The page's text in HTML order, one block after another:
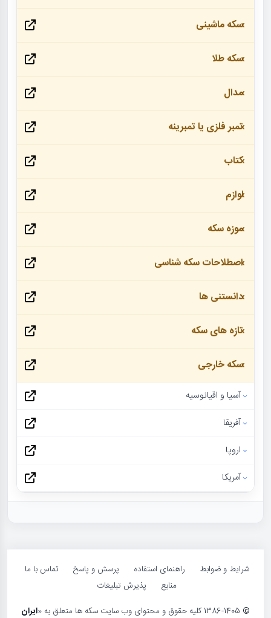
سکه ماشینی
سکه طلا
مدال
تمبر فلزی یا تمبرینه
کتاب
لوازم
موزه سکه
اصطلاحات سکه شناسی
دانستنی ها
تازه های سکه
سکه خارجی
آسیا و اقیانوسیه
آفریقا
اروپا
آمریکا
شرایط و ضوابط راهنمای استفاده پرسش و پاسخ
تماس با ما
منابع
پذیرش تبلیغات
©
ایران